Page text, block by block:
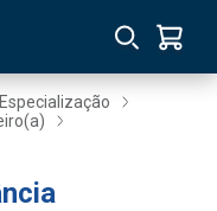
Especialização